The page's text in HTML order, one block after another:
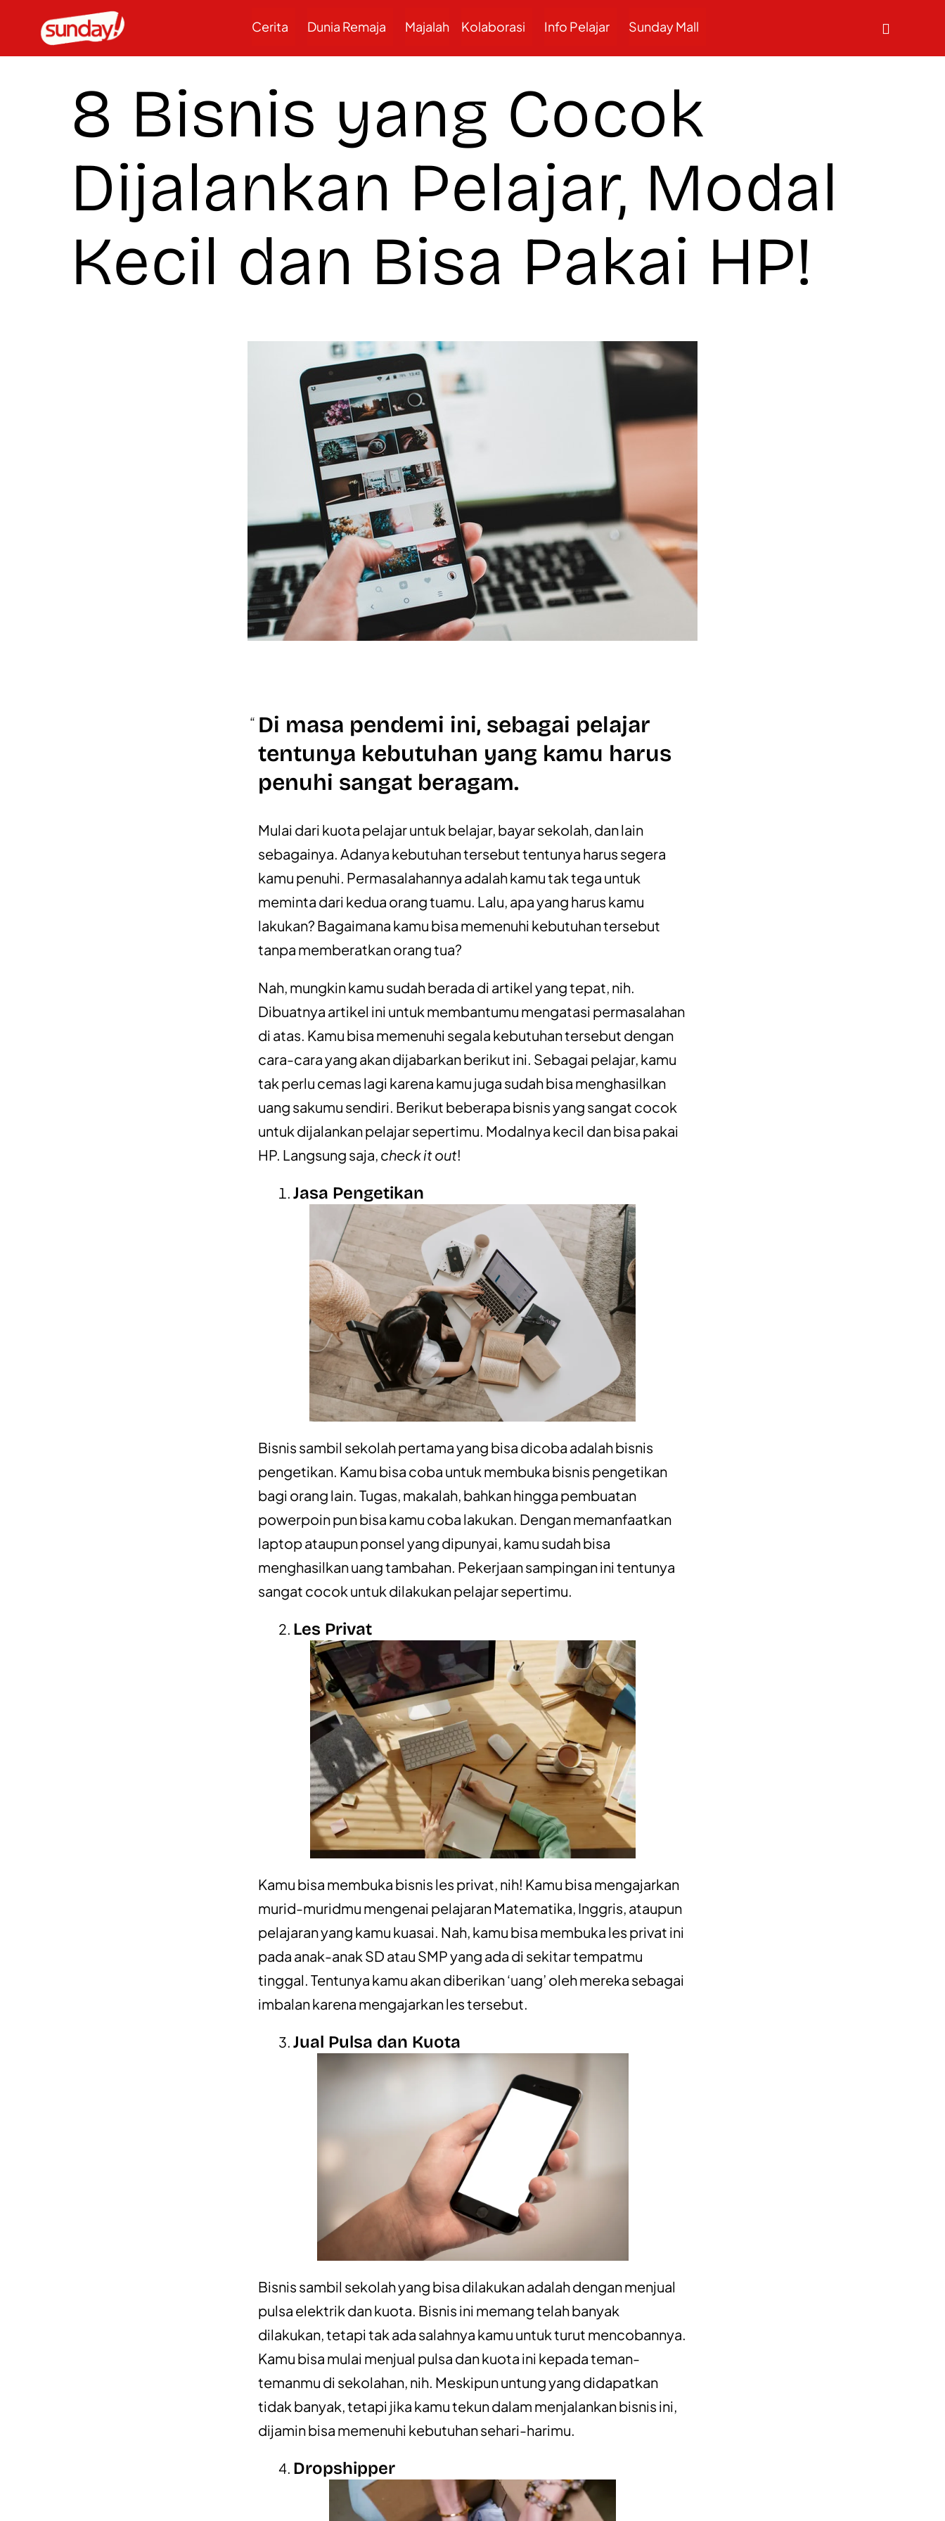
Cerita Dunia Remaja Majalah Kolaborasi Info Pelajar Sunday Mall
8 Bisnis yang Cocok
Dijalankan Pelajar, Modal
Kecil dan Bisa Pakai HP!
Di masa pendemi ini, sebagai pelajar
tentunya kebutuhan yang kamu harus
penuhi sangat beragam.
Mulai dari kuota pelajar untuk belajar, bayar sekolah, dan lain
sebagainya. Adanya kebutuhan tersebut tentunya harus segera
kamu penuhi. Permasalahannya adalah kamu tak tega untuk
meminta dari kedua orang tuamu. Lalu, apa yang harus kamu
lakukan? Bagaimana kamu bisa memenuhi kebutuhan tersebut
tanpa memberatkan orang tua?
Nah, mungkin kamu sudah berada di artikel yang tepat, nih.
Dibuatnya artikel ini untuk membantumu mengatasi permasalahan
di atas. Kamu bisa memenuhi segala kebutuhan tersebut dengan
cara-cara yang akan dijabarkan berikut ini. Sebagai pelajar, kamu
tak perlu cemas lagi karena kamu juga sudah bisa menghasilkan
uang sakumu sendiri. Berikut beberapa bisnis yang sangat cocok
untuk dijalankan pelajar sepertimu. Modalnya kecil dan bisa pakai
HP. Langsung saja, check it out!
Jasa Pengetikan
Bisnis sambil sekolah pertama yang bisa dicoba adalah bisnis
pengetikan. Kamu bisa coba untuk membuka bisnis pengetikan
bagi orang lain. Tugas, makalah, bahkan hingga pembuatan
powerpoin pun bisa kamu coba lakukan. Dengan memanfaatkan
laptop ataupun ponsel yang dipunyai, kamu sudah bisa
menghasilkan uang tambahan. Pekerjaan sampingan ini tentunya
sangat cocok untuk dilakukan pelajar sepertimu.
Les Privat
Kamu bisa membuka bisnis les privat, nih! Kamu bisa mengajarkan
murid-muridmu mengenai pelajaran Matematika, Inggris, ataupun
pelajaran yang kamu kuasai. Nah, kamu bisa membuka les privat ini
pada anak-anak SD atau SMP yang ada di sekitar tempatmu
tinggal. Tentunya kamu akan diberikan ‘uang’ oleh mereka sebagai
imbalan karena mengajarkan les tersebut.
Jual Pulsa dan Kuota
Bisnis sambil sekolah yang bisa dilakukan adalah dengan menjual
pulsa elektrik dan kuota. Bisnis ini memang telah banyak
dilakukan, tetapi tak ada salahnya kamu untuk turut mencobannya.
Kamu bisa mulai menjual pulsa dan kuota ini kepada teman-
temanmu di sekolahan, nih. Meskipun untung yang didapatkan
tidak banyak, tetapi jika kamu tekun dalam menjalankan bisnis ini,
dijamin bisa memenuhi kebutuhan sehari-harimu.
Dropshipper